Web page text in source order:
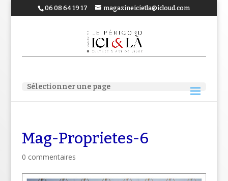
06 08 64 19 17 magazineicietla@icloud.com
Sélectionner une page
Mag-Proprietes-6
0 commentaires